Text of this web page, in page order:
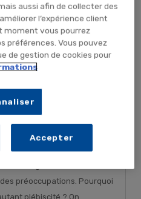
PQ au cœur de
Actualité hygiène ,Hygiène
préoccupations. Pourquoi
plébiscité ? On
aussi afin de collecter des
l’expérience client
moment vous pourrez
préférences. Vous pouvez
de gestion de cookies pour
Accepter